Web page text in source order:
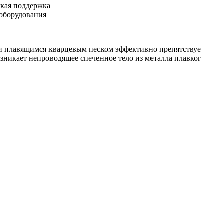
поддержка
плавящимся кварцевым песком эффективно
непроводящее спеченное тело из металла